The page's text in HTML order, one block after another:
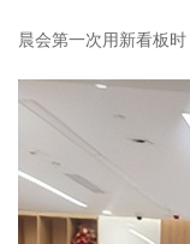
晨会第一次用新看板